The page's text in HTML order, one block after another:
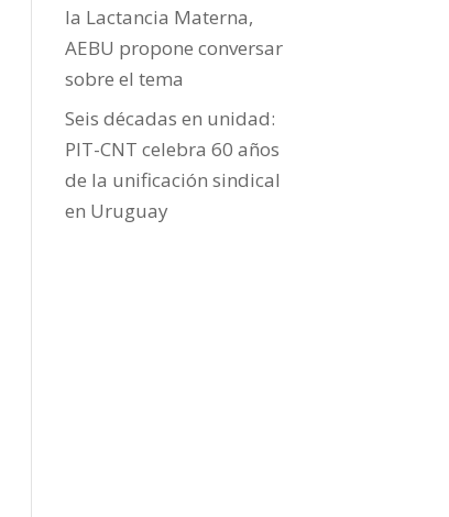
la Lactancia Materna,
AEBU propone conversar
sobre el tema
Seis décadas en unidad:
PIT-CNT celebra 60 años
de la unificación sindical
en Uruguay